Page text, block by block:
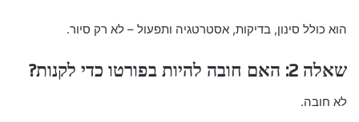
הוא כולל סינון, בדיקות, אסטרטגיה ותפעול – לא רק סיור.
שאלה 2: האם חובה להיות בפורטו כדי לקנות?
לא חובה.